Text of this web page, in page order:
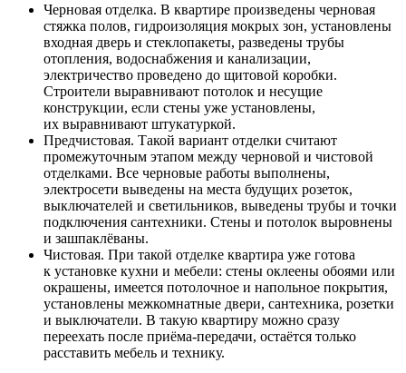
Черновая отделка. В квартире произведены черновая
стяжка полов, гидроизоляция мокрых зон, установлены
входная дверь и стеклопакеты, разведены трубы
отопления, водоснабжения и канализации,
электричество проведено до щитовой коробки.
Строители выравнивают потолок и несущие
конструкции, если стены уже установлены,
их выравнивают штукатуркой.
Предчистовая. Такой вариант отделки считают
промежуточным этапом между черновой и чистовой
отделками. Все черновые работы выполнены,
электросети выведены на места будущих розеток,
выключателей и светильников, выведены трубы и точки
подключения сантехники. Стены и потолок выровнены
и зашпаклёваны.
Чистовая. При такой отделке квартира уже готова
к установке кухни и мебели: стены оклеены обоями или
окрашены, имеется потолочное и напольное покрытия,
установлены межкомнатные двери, сантехника, розетки
и выключатели. В такую квартиру можно сразу
переехать после приёма-передачи, остаётся только
расставить мебель и технику.